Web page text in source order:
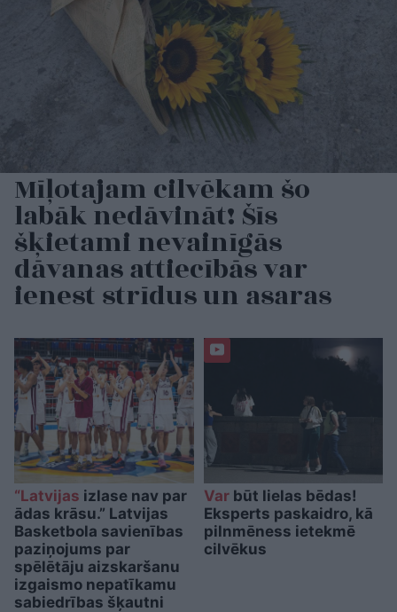
Mīļotajam cilvēkam šo
labāk nedāvināt! Šīs
šķietami nevainīgās
dāvanas attiecībās var
ienest strīdus un asaras
“Latvijas izlase nav par
ādas krāsu.” Latvijas
Basketbola savienības
paziņojums par
spēlētāju aizskaršanu
izgaismo nepatīkamu
sabiedrības šķautni
Varbūt lielas bēdas!
Eksperts paskaidro, kā
pilnmēness ietekmē
cilvēkus